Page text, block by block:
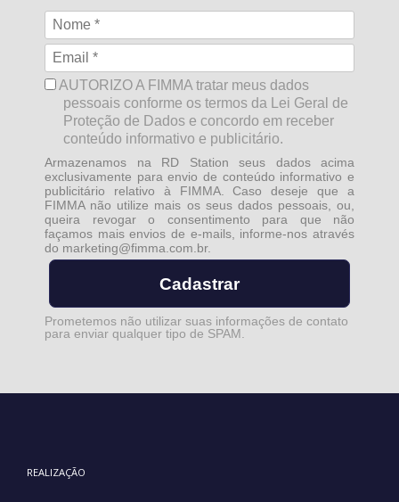
AUTORIZO A FIMMA tratar meus dados
pessoais conforme os termos da Lei Geral de
Proteção de Dados e concordo em receber
conteúdo informativo e publicitário.
Armazenamos na RD Station seus dados acima
exclusivamente para envio de conteúdo informativo e
publicitário relativo à FIMMA. Caso deseje que a
FIMMA não utilize mais os seus dados pessoais, ou,
queira revogar o consentimento para que não
façamos mais envios de e-mails, informe-nos através
do marketing@fimma.com.br.
Cadastrar
Prometemos não utilizar suas informações de contato
para enviar qualquer tipo de SPAM.
REALIZAÇÃO